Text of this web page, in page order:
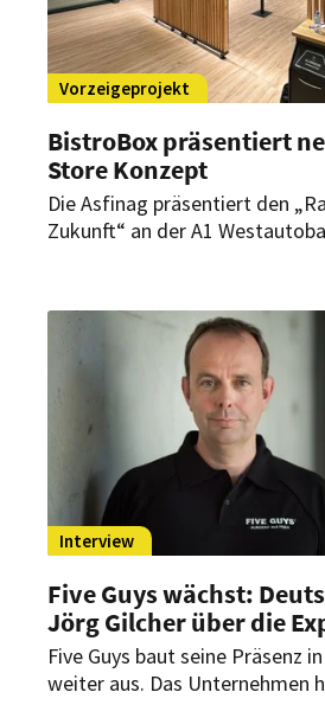
Vorzeigeprojekt
BistroBox präsentiert
Store Konzept
Die Asfinag präsentiert den
Zukunft“ an der A1
innovative Einrichtung
den Personalaufwand.
Interview
Five Guys wächst:
Jörg Gilcher über die
Five Guys baut seine Präsenz
weiter aus. Das Unternehmen